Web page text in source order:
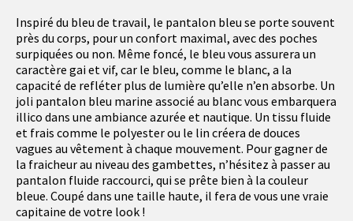
Inspiré du bleu de travail, le pantalon bleu se porte souvent
près du corps, pour un confort maximal, avec des poches
surpiquées ou non. Même foncé, le bleu vous assurera un
caractère gai et vif, car le bleu, comme le blanc, a la
capacité de refléter plus de lumière qu’elle n’en absorbe. Un
joli pantalon bleu marine associé au blanc vous embarquera
illico dans une ambiance azurée et nautique. Un tissu fluide
et frais comme le polyester ou le lin créera de douces
vagues au vêtement à chaque mouvement. Pour gagner de
la fraicheur au niveau des gambettes, n’hésitez à passer au
pantalon fluide raccourci, qui se prête bien à la couleur
bleue. Coupé dans une taille haute, il fera de vous une vraie
capitaine de votre look !